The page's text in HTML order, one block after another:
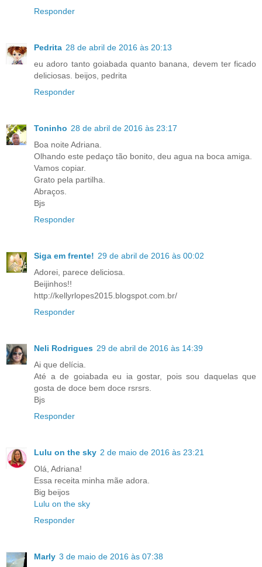
Responder
Pedrita 28 de abril de 2016 às 20:13
eu adoro tanto goiabada quanto banana, devem ter ficado
deliciosas. beijos, pedrita
Responder
Toninho 28 de abril de 2016 às 23:17
Boa noite Adriana.
Olhando este pedaço tão bonito, deu agua na boca amiga.
Vamos copiar.
Grato pela partilha.
Abraços.
Bjs
Responder
Siga em frente! 29 de abril de 2016 às 00:02
Adorei, parece deliciosa.
Beijinhos!!
http://kellyrlopes2015.blogspot.com.br/
Responder
Neli Rodrigues 29 de abril de 2016 às 14:39
Ai que delícia.
Até a de goiabada eu ia gostar, pois sou daquelas que
gosta de doce bem doce rsrsrs.
Bjs
Responder
Lulu on the sky 2 de maio de 2016 às 23:21
Olá, Adriana!
Essa receita minha mãe adora.
Big beijos
Lulu on the sky
Responder
Marly 3 de maio de 2016 às 07:38